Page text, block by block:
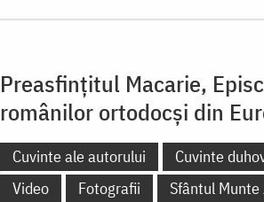
Preasfințitul Macarie,
românilor ortodocși din
Cuvinte ale autorului Cuvinte
Video
Fotografii
Sfântul Munte